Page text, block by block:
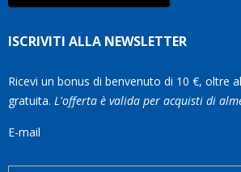
ISCRIVITI ALLA NEWSLETTER
Ricevi un bonus di benvenuto di 10 €, oltre
gratuita. L'offerta è valida per acquisti di
E-mail